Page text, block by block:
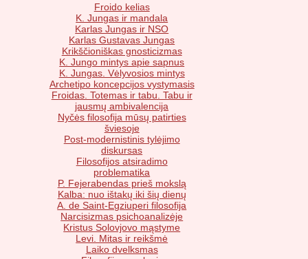
Froido kelias
K. Jungas ir mandala
Karlas Jungas ir NSO
Karlas Gustavas Jungas
Krikščioniškas gnosticizmas
K. Jungo mintys apie sapnus
K. Jungas. Vėlyvosios mintys
Archetipo koncepcijos vystymasis
Froidas. Totemas ir tabu. Tabu ir
jausmų ambivalencija
Nyčės filosofija mūsų patirties
šviesoje
Post-modernistinis tylėjimo
diskursas
Filosofijos atsiradimo
problematika
P. Fejerabendas prieš mokslą
Kalba: nuo ištakų iki šių dienų
A. de Saint-Egziuperi filosofija
Narcisizmas psichoanalizėje
Kristus Solovjovo mąstyme
Levi. Mitas ir reikšmė
Laiko dvelksmas